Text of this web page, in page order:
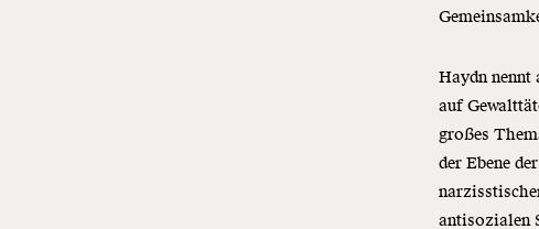
Haydn nennt
auf
großes
der Ebene
antisozialen